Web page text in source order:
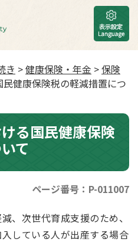
き >健康保険・年金 >保険
健康保険税の軽減措置につ
る国民健康保険
て
ページ番号：P-011007
、次世代育成支援のため、
している人が出産する場合